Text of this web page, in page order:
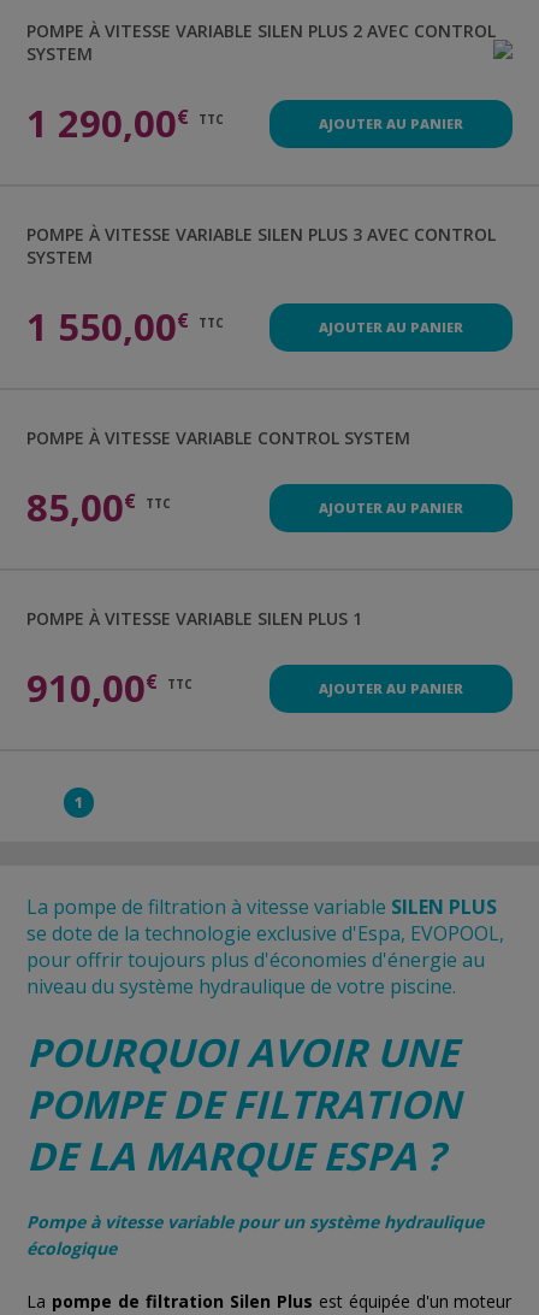
POMPE À VITESSE VARIABLE SILEN PLUS 2 AVEC CONTROL
SYSTEM
1 290,00€ TTC AJOUTER AU PANIER
POMPE À VITESSE VARIABLE SILEN PLUS 3 AVEC CONTROL
SYSTEM
1 550,00€ TTC AJOUTER AU PANIER
POMPE À VITESSE VARIABLE CONTROL SYSTEM
85,00€ TTC AJOUTER AU PANIER
POMPE À VITESSE VARIABLE SILEN PLUS 1
910,00€ TTC AJOUTER AU PANIER
1
La pompe de filtration à vitesse variable SILEN PLUS
se dote de la technologie exclusive d'Espa, EVOPOOL,
pour offrir toujours plus d'économies d'énergie au
niveau du système hydraulique de votre piscine.
POURQUOI AVOIR UNE
POMPE DE FILTRATION
DE LA MARQUE ESPA ?
Pompe à vitesse variable pour un système hydraulique
écologique
La pompe de filtration Silen Plus est équipée d'un moteur